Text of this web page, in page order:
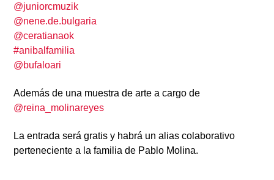
@juniorcmuzik
@nene.de.bulgaria
@ceratianaok
#anibalfamilia
@bufaloari
Además de una muestra de arte a cargo de
@reina_molinareyes
La entrada será gratis y habrá un alias colaborativo
perteneciente a la familia de Pablo Molina.